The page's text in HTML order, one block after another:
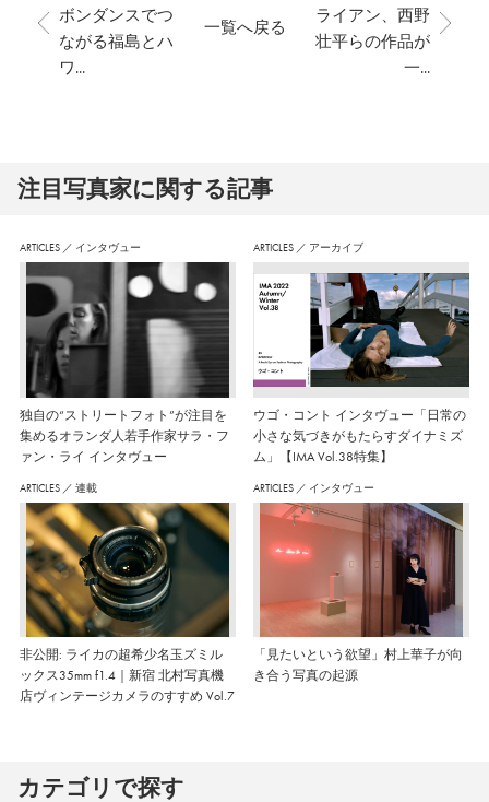
ボンダンスでつ
ながる福島とハ
ワ...
ライアン、西野
壮平らの作品が
一...
一覧へ戻る
注⽬写真家に関する記事
ARTICLES ／ インタヴュー
独自の“ストリートフォト”が注目を
集めるオランダ人若手作家サラ・フ
ァン・ライ インタヴュー
ARTICLES ／ アーカイブ
ウゴ・コント インタヴュー「日常の
小さな気づきがもたらすダイナミズ
ム」【IMA Vol.38特集】
ARTICLES ／ 連載
非公開: ライカの超希少名玉ズミル
ックス35mm f1.4｜新宿 北村写真機
店ヴィンテージカメラのすすめ Vol.7
ARTICLES ／ インタヴュー
「見たいという欲望」村上華子が向
き合う写真の起源
カテゴリで探す